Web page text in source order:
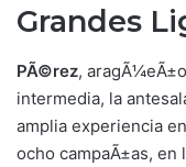
Grandes
PÃ©rez,
intermedia, la
amplia experiencia
ocho campaÃ±as, en